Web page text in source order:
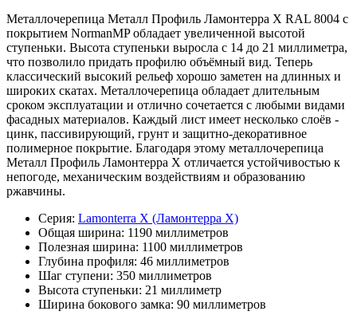
Металлочерепица Металл Профиль Ламонтерра X RAL 8004 с
покрытием NormanMP обладает увеличенной высотой
ступеньки. Высота ступеньки выросла с 14 до 21 миллиметра,
что позволило придать профилю объёмный вид. Теперь
классический высокий рельеф хорошо заметен на длинных и
широких скатах. Металлочерепица обладает длительным
сроком эксплуатации и отлично сочетается с любыми видами
фасадных материалов. Каждый лист имеет несколько слоёв -
цинк, пассивирующий, грунт и защитно-декоративное
полимерное покрытие. Благодаря этому металлочерепица
Металл Профиль Ламонтерра Х отличается устойчивостью к
непогоде, механическим воздействиям и образованию
ржавчины.
Серия: Lamonterra X (Ламонтерра Х)
Общая ширина: 1190 миллиметров
Полезная ширина: 1100 миллиметров
Глубина профиля: 46 миллиметров
Шаг ступени: 350 миллиметров
Высота ступеньки: 21 миллиметр
Ширина бокового замка: 90 миллиметров